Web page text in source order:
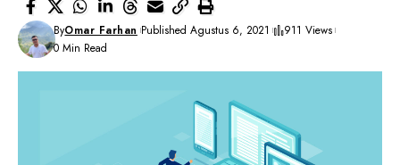
ByOmar Farhan Published Agustus 6, 2021
911 Views
0 Min Read